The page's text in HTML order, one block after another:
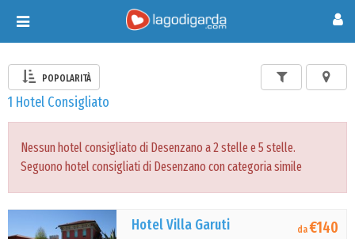
Toggle
navigation
POPOLARITÀ
1 Hotel Consigliato
Nessun hotel consigliato di Desenzano a 2 stelle e 5 stelle.
Seguono hotel consigliati di Desenzano con categoria simile
Hotel Villa Garuti da€140